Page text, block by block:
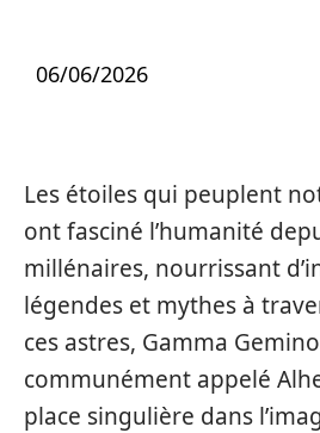
06/06/2026
Les étoiles qui peuplent
ont fasciné l’humanité
millénaires, nourrissant
légendes et mythes à
ces astres, Gamma
communément appelé
place singulière dans